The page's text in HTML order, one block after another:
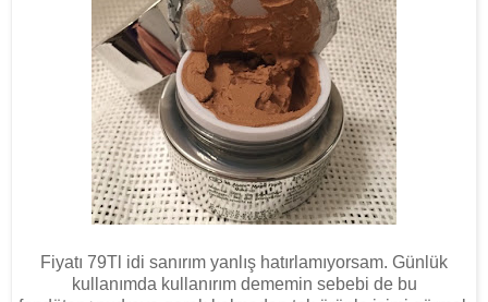
Fiyatı 79Tl idi sanırım yanlış hatırlamıyorsam. Günlük
kullanımda kullanırım dememin sebebi de bu